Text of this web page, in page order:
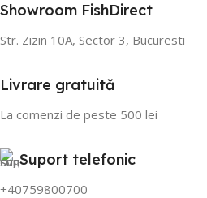
Showroom FishDirect
Str. Zizin 10A, Sector 3, Bucuresti
Livrare gratuită
La comenzi de peste 500 lei
Suport telefonic
+40759800700